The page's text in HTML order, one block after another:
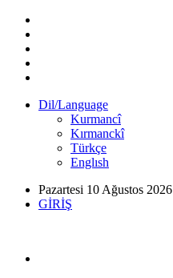
Dil/Language
Kurmancî
Kırmanckî
Türkçe
Englısh
Pazartesi 10 Ağustos 2026
GİRİŞ